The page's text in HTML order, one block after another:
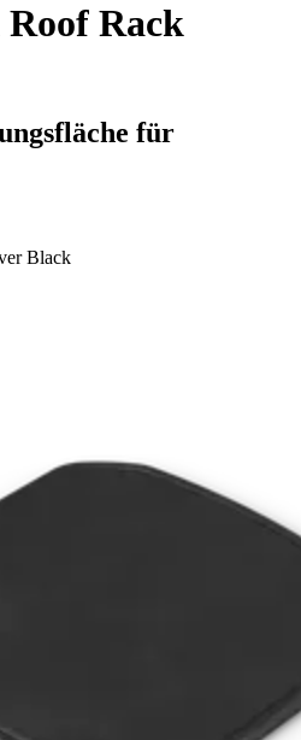
Roof Rack
für
Black